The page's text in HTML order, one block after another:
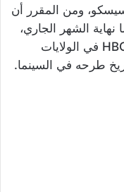
ومن المقرر أن
الشهر الجاري،
كما سيتم بثه رقميًا على منصة HBO Max في الولايات
طرحه في السينما.